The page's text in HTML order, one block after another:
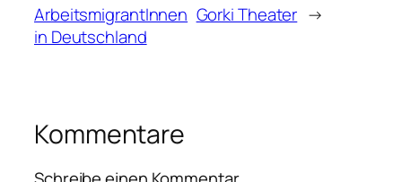
ArbeitsmigrantInnen
in Deutschland
Gorki Theater →
Kommentare